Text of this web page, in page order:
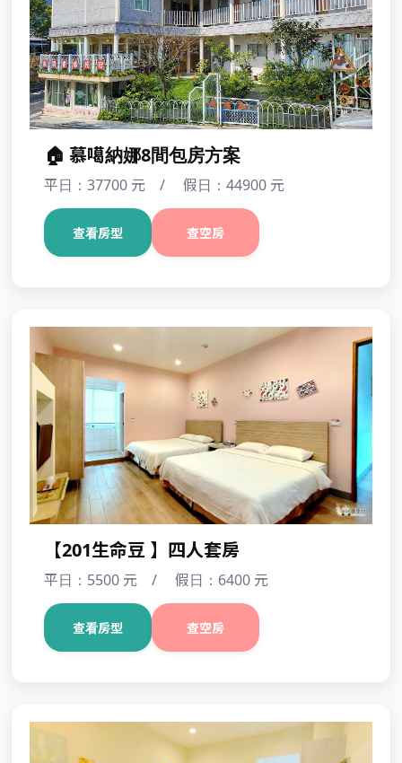
平日：4600 元 / 假日：5500 元
查看房型 查空房
🏠 慕噶納娜8間包房方案
平日：37700 元 / 假日：44900 元
查看房型 查空房